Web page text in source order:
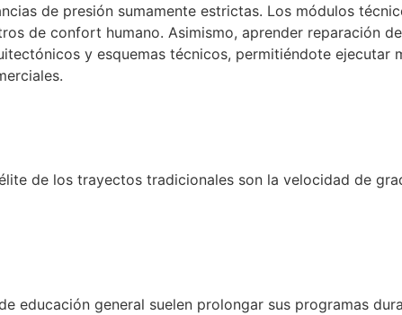
de presión sumamente estrictas. Los módulos
de confort humano. Asimismo, aprender reparación
y esquemas técnicos, permitiéndote ejecutar
de los trayectos tradicionales son la velocidad de
educación general suelen prolongar sus programas